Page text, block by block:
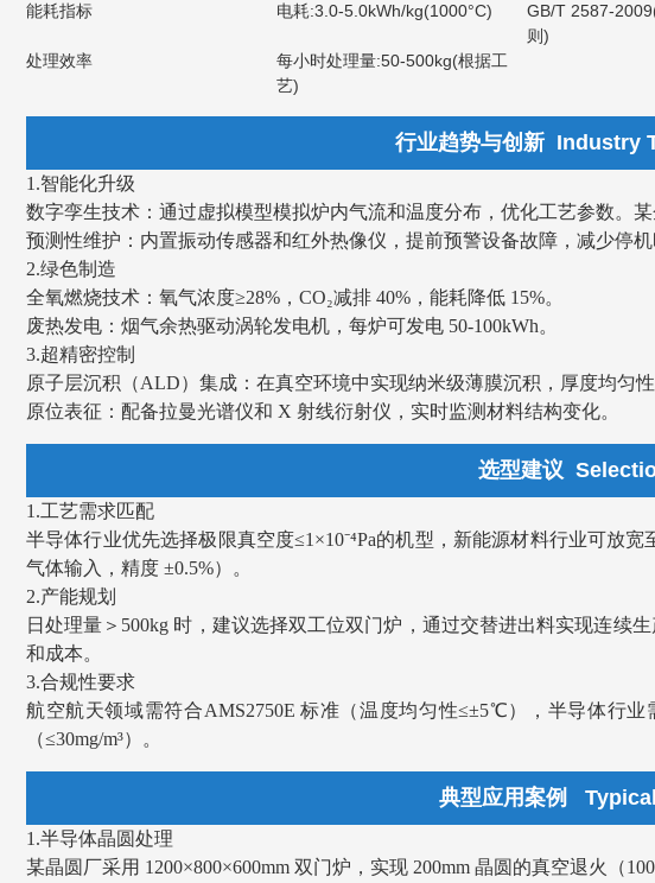
能耗指标
电耗:3.0-5.0kWh/kg(1000°C)
GB/T 2587-
则)
处理效率
每小时处理量:50-500kg(根据工
艺)
行业趋势与创新 Industry
1.智能化升级
数字孪生技术：通过虚拟模型模拟炉内气流和温度分布，优化工艺参数。某
预测性维护：内置振动传感器和红外热像仪，提前预警设备故障，减少停机
2.绿色制造
全氧燃烧技术：氧气浓度≥28%，CO₂减排 40%，能耗降低 15%。
废热发电：烟气余热驱动涡轮发电机，每炉可发电 50-100kWh。
3.超精密控制
原子层沉积（ALD）集成：在真空环境中实现纳米级薄膜沉积，厚度均匀性
原位表征：配备拉曼光谱仪和 X 射线衍射仪，实时监测材料结构变化。
选型建议
1.工艺需求匹配
半导体行业优先选择极限真空度≤1×10⁻⁴Pa的机型，新能源材料行业可放
气体输入，精度 ±0.5%）。
2.产能规划
日处理量＞500kg 时，建议选择双工位双门炉，通过交替进出料实现连续
和成本。
3.合规性要求
航空航天领域需符合AMS2750E 标准（温度均匀性≤±5℃），半导体行
（≤30mg/m³）。
典型应用案例
1.半导体晶圆处理
某晶圆厂采用 1200×800×600mm 双门炉，实现 200mm 晶圆的真空退火（